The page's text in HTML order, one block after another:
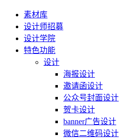
素材库
设计师招募
设计学院
特色功能
设计
海报设计
邀请函设计
公众号封面设计
贺卡设计
banner广告设计
微信二维码设计